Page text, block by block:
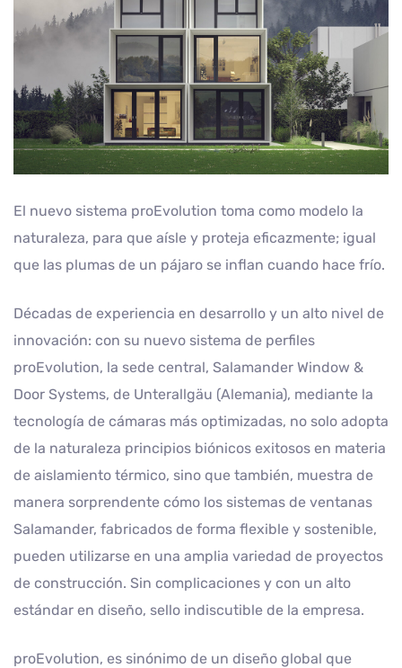
El nuevo sistema proEvolution toma como modelo la
naturaleza, para que aísle y proteja eficazmente; igual
que las plumas de un pájaro se inflan cuando hace frío.
Décadas de experiencia en desarrollo y un alto nivel de
innovación: con su nuevo sistema de perfiles
proEvolution, la sede central, Salamander Window &
Door Systems, de Unterallgäu (Alemania), mediante la
tecnología de cámaras más optimizadas, no solo adopta
de la naturaleza principios biónicos exitosos en materia
de aislamiento térmico, sino que también, muestra de
manera sorprendente cómo los sistemas de ventanas
Salamander, fabricados de forma flexible y sostenible,
pueden utilizarse en una amplia variedad de proyectos
de construcción. Sin complicaciones y con un alto
estándar en diseño, sello indiscutible de la empresa.
proEvolution, es sinónimo de un diseño global que